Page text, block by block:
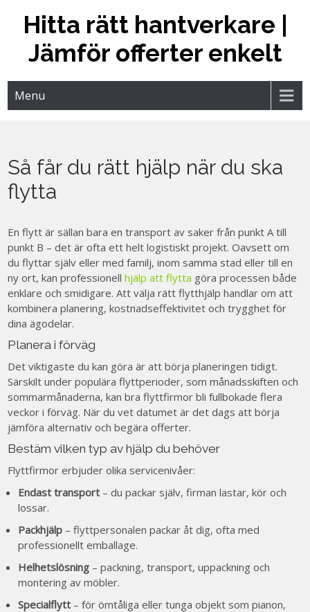
contentHitta rätt hantverkare |
Jämför offerter enkelt
Menu
Så får du rätt hjälp när du ska
flytta
En flytt är sällan bara en transport av saker från punkt A till
punkt B – det är ofta ett helt logistiskt projekt. Oavsett om
du flyttar själv eller med familj, inom samma stad eller till en
ny ort, kan professionellhjälp att flytta göra processen både
enklare och smidigare. Att välja rätt flytthjälp handlar om att
kombinera planering, kostnadseffektivitet och trygghet för
dina ägodelar.
Planera i förväg
Det viktigaste du kan göra är att börja planeringen tidigt.
Särskilt under populära flyttperioder, som månadsskiften och
sommarmånaderna, kan bra flyttfirmor bli fullbokade flera
veckor i förväg. När du vet datumet är det dags att börja
jämföra alternativ och begära offerter.
Bestäm vilken typ av hjälp du behöver
Flyttfirmor erbjuder olika servicenivåer:
Endast transport – du packar själv, firman lastar, kör och
lossar.
Packhjälp – flyttpersonalen packar åt dig, ofta med
professionellt emballage.
Helhetslösning – packning, transport, uppackning och
montering av möbler.
Specialflytt – för ömtåliga eller tunga objekt som pianon,